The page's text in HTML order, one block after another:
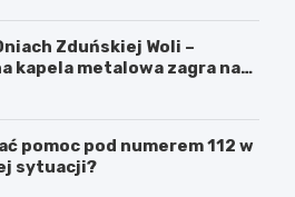
Zduńskiej Woli –
kapela metalowa zagra na
pomoc pod numerem 112 w
sytuacji?